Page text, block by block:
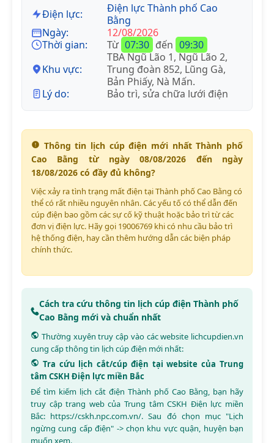
Điện lực:
Điện lực Thành phố Cao
Bằng
Ngày:
12/08/2026
Thời gian:
Từ 07:30 đến 09:30
Khu vực:
TBA Ngũ Lão 1, Ngũ Lão 2,
Trung đoàn 852, Lũng Gà,
Bản Phiấy, Nà Mấn.
Lý do:
Bảo trì, sửa chữa lưới điện
Thông tin lịch cúp điện mới nhất Thành phố
Cao Bằng từ ngày 08/08/2026 đến ngày
18/08/2026 có đầy đủ không?
Việc xảy ra tình trạng mất điện tại Thành phố Cao Bằng có
thể có rất nhiều nguyên nhân. Các yếu tố có thể dẫn đến
cúp điện bao gồm các sự cố kỹ thuật hoặc bảo trì từ các
đơn vị điện lực. Hãy gọi 19006769 khi có nhu cầu bảo trì
hệ thống điện, hay cần thêm hướng dẫn các biện pháp
chính thức.
Cách tra cứu thông tin lịch cúp điện Thành phố
Cao Bằng mới và chuẩn nhất
Thường xuyên truy cập vào các website lichcupdien.vn
cung cấp thông tin lịch cúp điện mới nhất:
Tra cứu lịch cắt/cúp điện tại website của Trung
tâm CSKH Điện lực miền Bắc
Để tìm kiếm lịch cắt điện Thành phố Cao Bằng, bạn hãy
truy cập trang web của Trung tâm CSKH Điện lực miền
Bắc: https://cskh.npc.com.vn/. Sau đó chọn mục "Lịch
ngừng cung cấp điện" -> chọn khu vực quận, huyện bạn
muốn xem.